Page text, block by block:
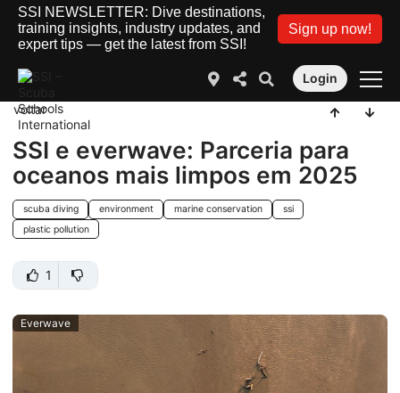
SSI NEWSLETTER: Dive destinations,
training insights, industry updates, and
expert tips — get the latest from SSI!
Sign up now!
Login
voltar
SSI e everwave: Parceria para
oceanos mais limpos em 2025
scuba diving environment marine conservation
ssi
plastic pollution
1
Everwave